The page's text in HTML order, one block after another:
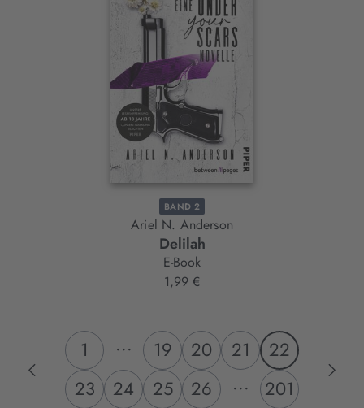
BAND 2
Ariel N. Anderson
Delilah
E-Book
1,99 €
1 ... 19 20 21
22
23
24 25 26 ... 201